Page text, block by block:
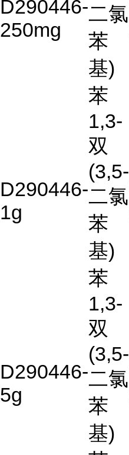
D290446-
250mg
二氯
苯
基)
苯
D290446-
1g
1,3-
双
(3,5-
二氯
苯
基)
苯
D290446-
5g
1,3-
双
(3,5-
二氯
苯
基)